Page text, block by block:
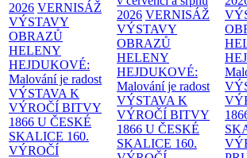
2026 VERNISÁŽ
VÝSTAVY
OBRAZŮ
HELENY
HEJDUKOVÉ:
Malování je radost
VÝSTAVA K
VÝROČÍ BITVY
1866 U ČESKÉ
SKALICE 160.
VÝROČÍ
2026 VERNISÁŽ
VÝSTAVY
OBRAZŮ
HELENY
HEJDUKOVÉ:
Malování je radost
VÝSTAVA K
VÝROČÍ BITVY
1866 U ČESKÉ
SKALICE 160.